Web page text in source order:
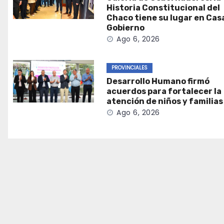
Historia Constitucional del
Chaco tiene su lugar en
Gobierno
Ago 6, 2026
PROVINCIALES
Desarrollo Humano firmó
acuerdos para fortalecer la
atención de niños y familias
Ago 6, 2026